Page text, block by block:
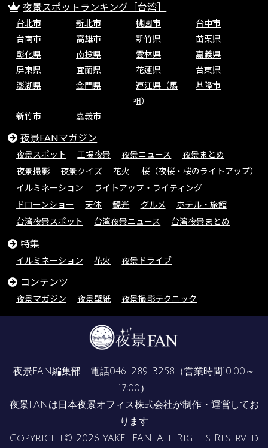
夜景スポットランキング［台湾］
台北市 新北市 桃園市
台中市
台南市
高雄市 新竹県
苗栗県
彰化県
南投県 雲林県
嘉義県
屏東県
宜蘭県 花蓮県
台東県
澎湖県
金門県
連江県（馬
祖）
基隆市
新竹市 嘉義市
夜景FANマガジン
夜景スポット 工場夜景 夜景ニュース
夜景まとめ
夜景撮影
夜景クイズ 花火
桜（夜桜・桜のライトアップ）
イルミネーション
ライトアップ・ライティング
ドローンショー
天体 観光 グルメ
ホテル・旅館
台湾夜景スポット
台湾夜景ニュース 台湾夜景まとめ
特集
イルミネーション 花火 夜景ドライブ
コンテンツ
夜景マガジン 夜景壁紙 夜景撮影テクニック
夜景FAN編集部 電話046-289-3258 （営業時間10:00～
17:00）
夜景FANは 日本夜景オフィス株式会社が制作・運営してお
ります
Copyright© 2026 YAKEI FAN. All Rights Reserved.